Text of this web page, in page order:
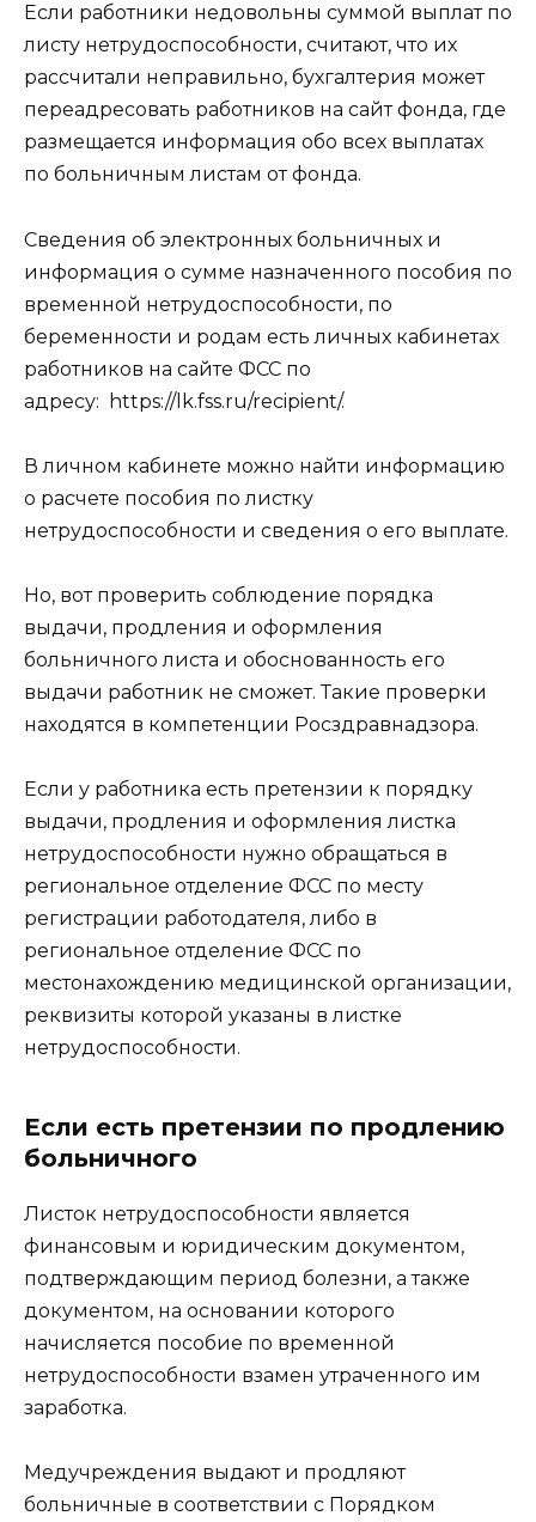
Если работники недовольны суммой выплат по
листу нетрудоспособности, считают, что их
рассчитали неправильно, бухгалтерия может
переадресовать работников на сайт фонда, где
размещается информация обо всех выплатах
по больничным листам от фонда.
Сведения об электронных больничных и
информация о сумме назначенного пособия по
временной нетрудоспособности, по
беременности и родам есть личных кабинетах
работников на сайте ФСС по
адресу: https://lk.fss.ru/recipient/.
В личном кабинете можно найти информацию
о расчете пособия по листку
нетрудоспособности и сведения о его выплате.
Но, вот проверить соблюдение порядка
выдачи, продления и оформления
больничного листа и обоснованность его
выдачи работник не сможет. Такие проверки
находятся в компетенции Росздравнадзора.
Если у работника есть претензии к порядку
выдачи, продления и оформления листка
нетрудоспособности нужно обращаться в
региональное отделение ФСС по месту
регистрации работодателя, либо в
региональное отделение ФСС по
местонахождению медицинской организации,
реквизиты которой указаны в листке
нетрудоспособности.
Если есть претензии по продлению
больничного
Листок нетрудоспособности является
финансовым и юридическим документом,
подтверждающим период болезни, а также
документом, на основании которого
начисляется пособие по временной
нетрудоспособности взамен утраченного им
заработка.
Медучреждения выдают и продляют
больничные в соответствии с Порядком